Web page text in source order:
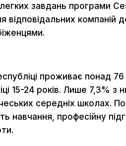
завдань програми
відповідальних компаній
проживає понад 76
15-24 років. Лише 7,3%
середніх школах.
навчання, професійну